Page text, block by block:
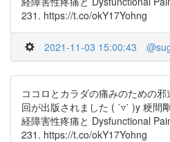
231. https://t.co/okY17Yohng
2021-11-03 15:00:43
ココロとカラダの痛みのための
回が出版されました ( ˙▿˙ )y 粳間
経障害性疼痛と Dysfunctional
231. https://t.co/okY17Yohng